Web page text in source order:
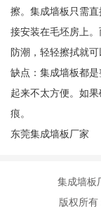
擦。集成墙板只需
接安装在毛坯房上
防潮，轻轻擦拭就可
缺点：集成墙板都
起来不太方便。如
痕。
东莞集成墙板厂家
集成墙
版权所